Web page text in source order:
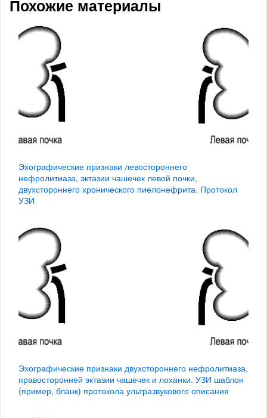
Похожие материалы
Эхографические признаки левостороннего
нефролитиаза, эктазии чашечек левой почки,
двухстороннего хронического пиелонефрита. Протокол
УЗИ
Эхографические признаки двухстороннего нефролитиаза,
правосторонней эктазии чашечек и лоханки. УЗИ шаблон
(пример, бланк) протокола ультразвукового описания